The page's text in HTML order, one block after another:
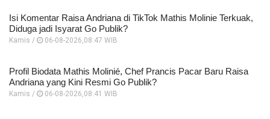
Isi Komentar Raisa Andriana di TikTok Mathis Molinie Terkuak,
Diduga jadi Isyarat Go Publik?
Kamis / 06-08-2026,08:47 WIB
Profil Biodata Mathis Molinié, Chef Prancis Pacar Baru Raisa
Andriana yang Kini Resmi Go Publik?
Kamis / 06-08-2026,08:41 WIB